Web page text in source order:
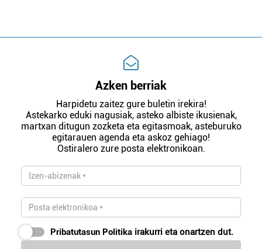
Azken berriak
Harpidetu zaitez gure buletin irekira!
Astekarko eduki nagusiak, asteko albiste ikusienak,
martxan ditugun zozketa eta egitasmoak, asteburuko
egitarauen agenda eta askoz gehiago!
Ostiralero zure posta elektronikoan.
Pribatutasun Politika irakurri eta onartzen dut.